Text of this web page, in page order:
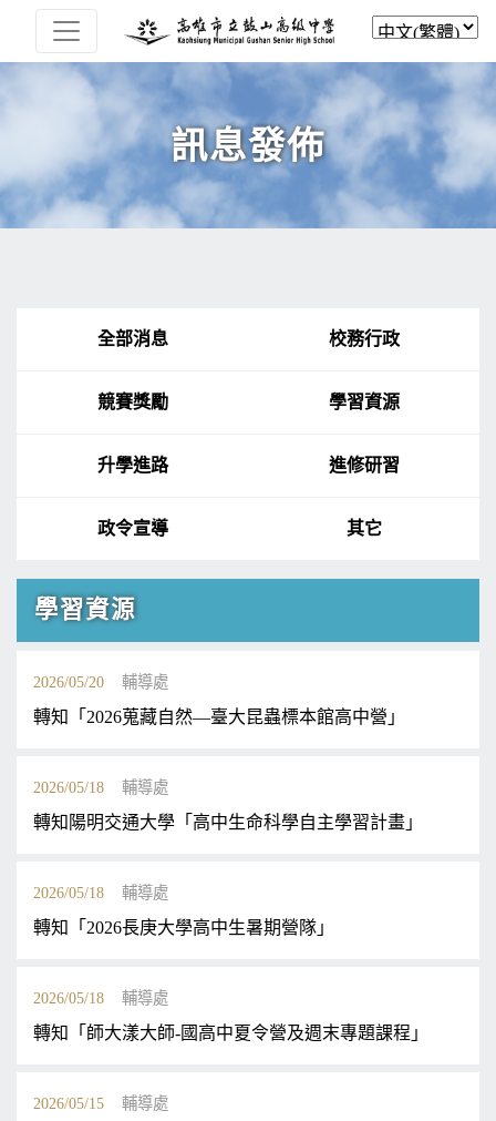
訊息發佈
全部消息 校務行政
競賽獎勵 學習資源
升學進路 進修研習
政令宣導 其它
學習資源
2026/05/20 輔導處
轉知「2026蒐藏自然—臺大昆蟲標本館高中營」
2026/05/18 輔導處
轉知陽明交通大學「高中生命科學自主學習計畫」
2026/05/18 輔導處
轉知「2026長庚大學高中生暑期營隊」
2026/05/18 輔導處
轉知「師大漾大師-國高中夏令營及週末專題課程」
2026/05/15 輔導處